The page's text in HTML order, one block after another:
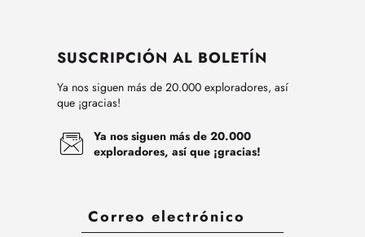
SUSCRIPCIÓN AL BOLETÍN
Ya nos siguen más de 20.000 exploradores, así
que ¡gracias!
Ya nos siguen más de 20.000
exploradores, así que ¡gracias!